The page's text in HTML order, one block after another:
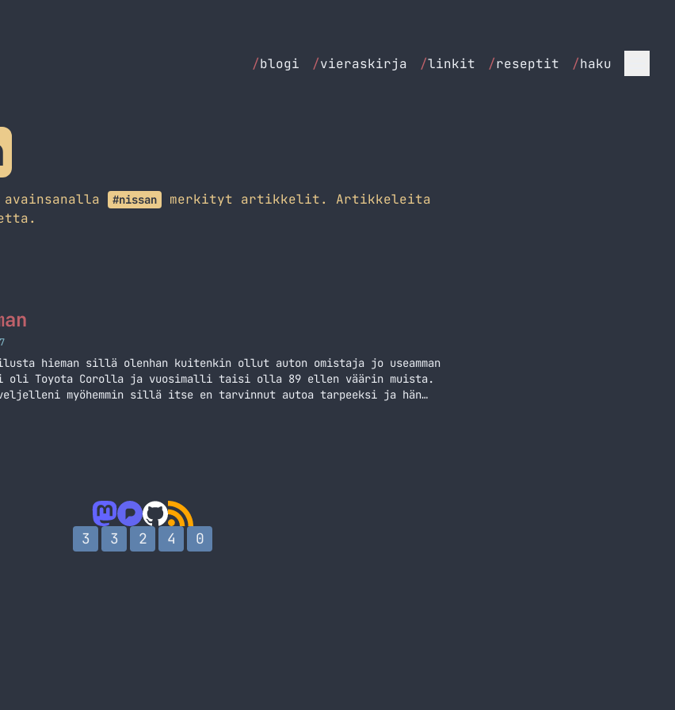
/blogi /vieraskirja /linkit /reseptit /haku
#nissan
merkityt artikkelit. Artikkeleita
hieman sillä olenhan kuitenkin ollut auton omistaja jo useamman
oli Toyota Corolla ja vuosimalli taisi olla 89 ellen väärin muista.
myöhemmin sillä itse en tarvinnut autoa tarpeeksi ja hän
Joku aika Toyotasta luopumisen jälkeen sain toiseksi autoksi
3 3 2 4 0